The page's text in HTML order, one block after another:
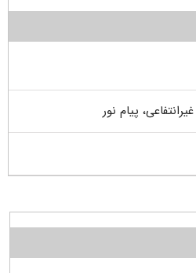
پیام نور